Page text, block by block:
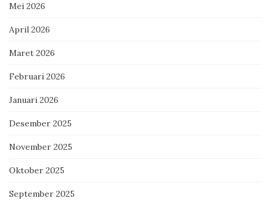
Mei 2026
April 2026
Maret 2026
Februari 2026
Januari 2026
Desember 2025
November 2025
Oktober 2025
September 2025